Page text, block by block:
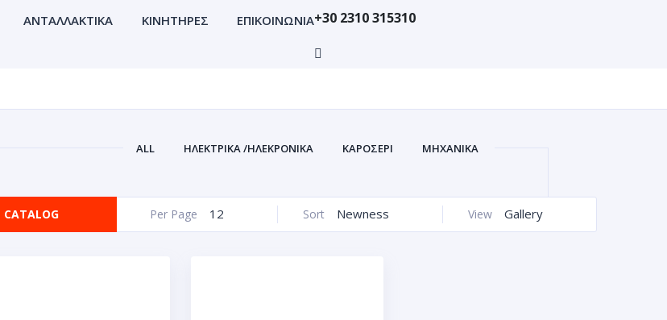
ΑΝΤΑΛΛΑΚΤΙΚΑ ΚΙΝΗΤΗΡΕΣ ΕΠΙΚΟΙΝΩΝΙΑ+30 2310 315310
ALL ΗΛΕΚΤΡΙΚΑ /ΗΛΕΚΡΟΝΙΚΑ ΚΑΡΟΣΕΡΙ ΜΗΧΑΝΙΚΑ
CATALOG View Gallery
Sort Newness
Per Page 12